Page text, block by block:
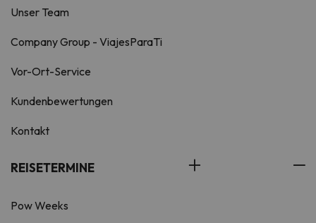
Unser Team
Company Group - ViajesParaTi
Vor-Ort-Service
Kundenbewertungen
Kontakt
REISETERMINE
Pow Weeks